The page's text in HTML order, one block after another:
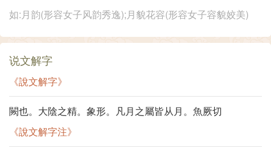
如:月韵(形容女子风韵秀逸);月貌花容(形容女子容貌姣美)
说文解字
《說文解字》
闕也。大陰之精。象形。凡月之屬皆从月。魚厥切
《說文解字注》